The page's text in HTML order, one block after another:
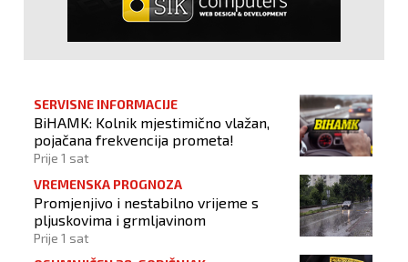
SERVISNE INFORMACIJE
BiHAMK: Kolnik mjestimično vlažan,
pojačana frekvencija prometa!
Prije 1 sat
VREMENSKA PROGNOZA
Promjenjivo i nestabilno vrijeme s
pljuskovima i grmljavinom
Prije 1 sat